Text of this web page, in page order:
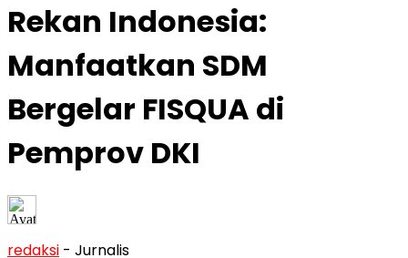
Rekan Indonesia:
Manfaatkan SDM
Bergelar FISQUA di
Pemprov DKI
redaksi - Jurnalis